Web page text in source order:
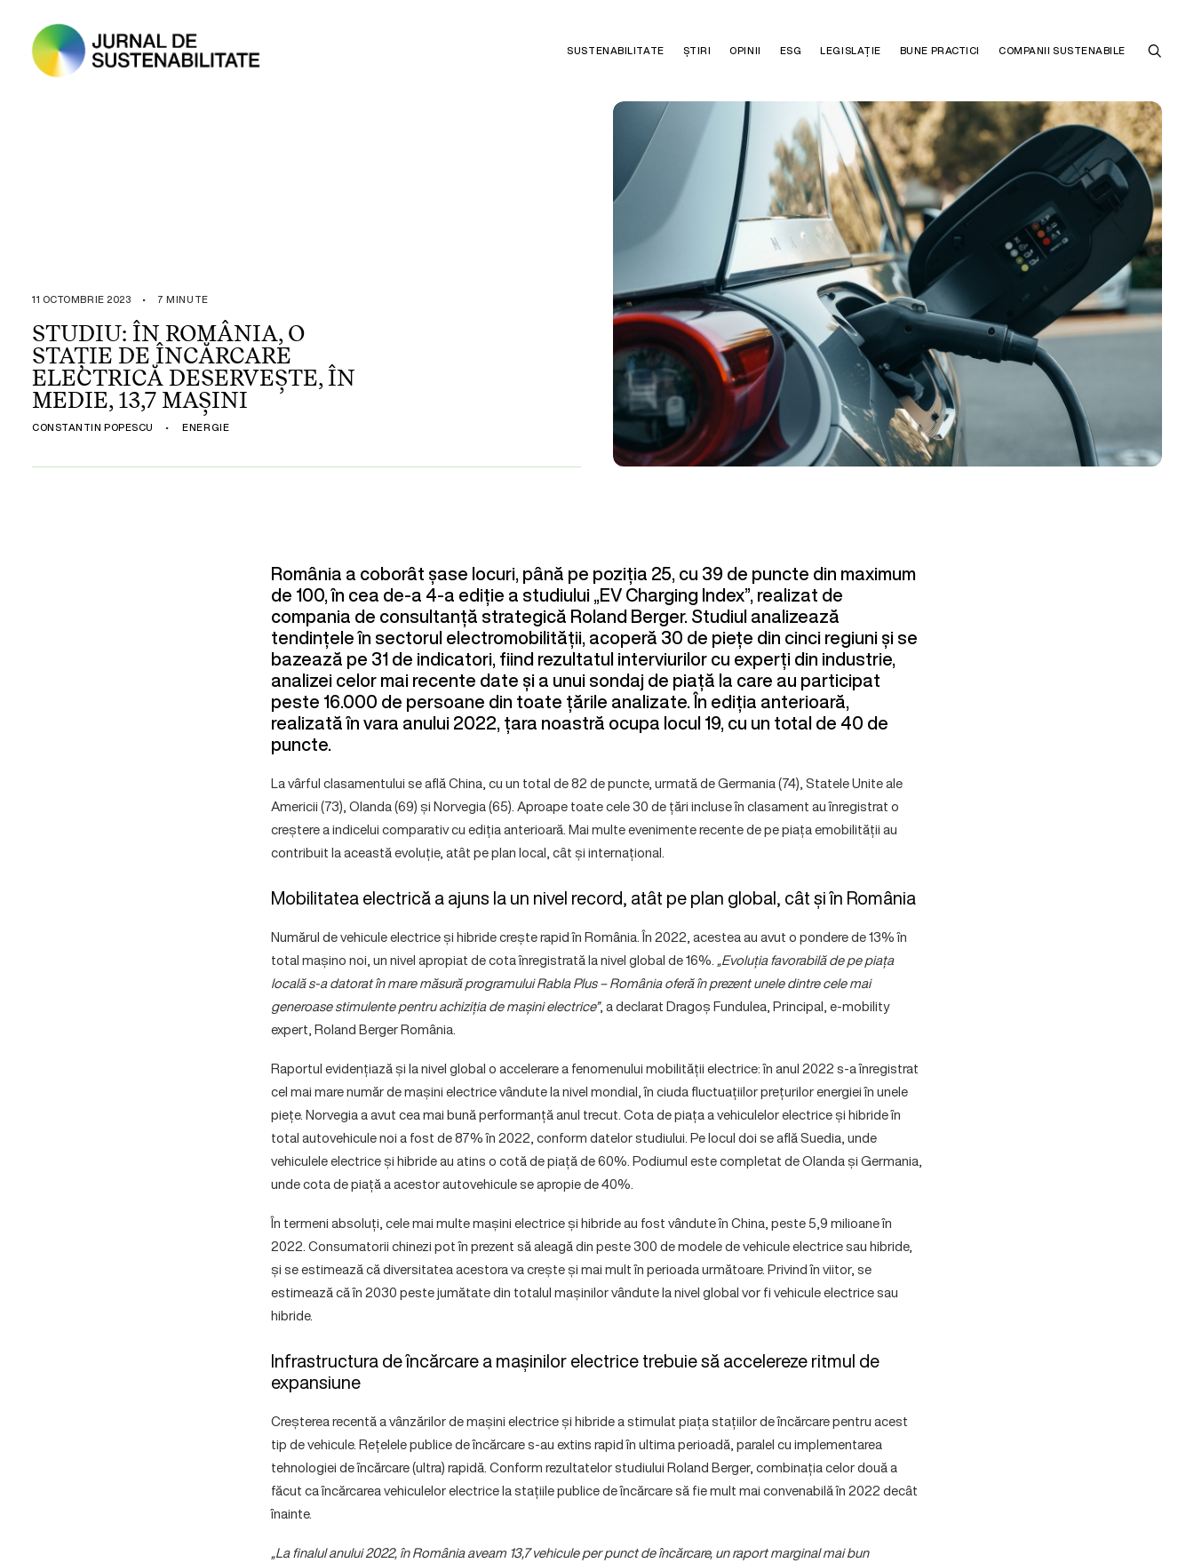
SUSTENABILITATE ȘTIRI OPINII ESG LEGISLAȚIE BUNE PRACTICI COMPANII SUSTENABILE
11 OCTOMBRIE 2023 • 7 MINUTE
STUDIU: ÎN ROMÂNIA, O
STAȚIE DE ÎNCĂRCARE
ELECTRICĂ DESERVEȘTE, ÎN
MEDIE, 13,7 MAȘINI
CONSTANTIN POPESCU • ENERGIE
România a coborât șase locuri, până pe poziția 25, cu 39 de puncte din maximum
de 100, în cea de-a 4-a ediție a studiului „EV Charging Index”, realizat de
compania de consultanță strategică Roland Berger. Studiul analizează
tendințele în sectorul electromobilității, acoperă 30 de piețe din cinci regiuni și se
bazează pe 31 de indicatori, fiind rezultatul interviurilor cu experți din industrie,
analizei celor mai recente date și a unui sondaj de piață la care au participat
peste 16.000 de persoane din toate țările analizate. În ediția anterioară,
realizată în vara anului 2022, țara noastră ocupa locul 19, cu un total de 40 de
puncte.
La vârful clasamentului se află China, cu un total de 82 de puncte, urmată de Germania (74), Statele Unite ale
Americii (73), Olanda (69) și Norvegia (65). Aproape toate cele 30 de țări incluse în clasament au înregistrat o
creștere a indicelui comparativ cu ediția anterioară. Mai multe evenimente recente de pe piața emobilității au
contribuit la această evoluție, atât pe plan local, cât și internațional.
Mobilitatea electrică a ajuns la un nivel record, atât pe plan global, cât și în România
Numărul de vehicule electrice și hibride crește rapid în România. În 2022, acestea au avut o pondere de 13% în
total mașino noi, un nivel apropiat de cota înregistrată la nivel global de 16%.„Evoluția favorabilă de pe piața
locală s-a datorat în mare măsură programului Rabla Plus – România oferă în prezent unele dintre cele mai
generoase stimulente pentru achiziția de mașini electrice”, a declarat Dragoș Fundulea, Principal, e-mobility
expert, Roland Berger România.
Raportul evidențiază și la nivel global o accelerare a fenomenului mobilității electrice: în anul 2022 s-a înregistrat
cel mai mare număr de mașini electrice vândute la nivel mondial, în ciuda fluctuațiilor prețurilor energiei în unele
piețe. Norvegia a avut cea mai bună performanță anul trecut. Cota de piața a vehiculelor electrice și hibride în
total autovehicule noi a fost de 87% în 2022, conform datelor studiului. Pe locul doi se află Suedia, unde
vehiculele electrice și hibride au atins o cotă de piață de 60%. Podiumul este completat de Olanda și Germania,
unde cota de piață a acestor autovehicule se apropie de 40%.
În termeni absoluți, cele mai multe mașini electrice și hibride au fost vândute în China, peste 5,9 milioane în
2022. Consumatorii chinezi pot în prezent să aleagă din peste 300 de modele de vehicule electrice sau hibride,
și se estimează că diversitatea acestora va crește și mai mult în perioada următoare. Privind în viitor, se
estimează că în 2030 peste jumătate din totalul mașinilor vândute la nivel global vor fi vehicule electrice sau
hibride.
Infrastructura de încărcare a mașinilor electrice trebuie să accelereze ritmul de
expansiune
Creșterea recentă a vânzărilor de mașini electrice și hibride a stimulat piața stațiilor de încărcare pentru acest
tip de vehicule. Rețelele publice de încărcare s-au extins rapid în ultima perioadă, paralel cu implementarea
tehnologiei de încărcare (ultra) rapidă. Conform rezultatelor studiului Roland Berger, combinația celor două a
făcut ca încărcarea vehiculelor electrice la stațiile publice de încărcare să fie mult mai convenabilă în 2022 decât
înainte.
„La finalul anului 2022, în România aveam 13,7 vehicule per punct de încărcare, un raport marginal mai bun